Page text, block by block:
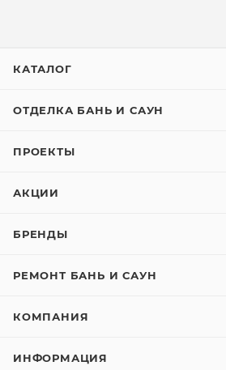
КАТАЛОГ
ОТДЕЛКА БАНЬ И САУН
ПРОЕКТЫ
АКЦИИ
БРЕНДЫ
РЕМОНТ БАНЬ И САУН
КОМПАНИЯ
ИНФОРМАЦИЯ